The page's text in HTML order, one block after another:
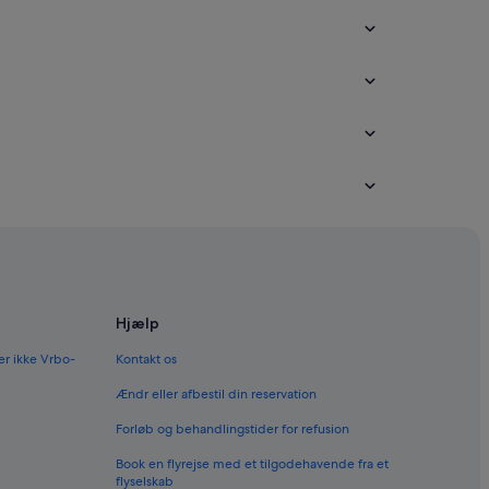
ikke Vrbo-
Hjælp
Kontakt os
Ændr eller afbestil din reservation
Forløb og behandlingstider for refusion
Book en flyrejse med et tilgodehavende fra et
flyselskab